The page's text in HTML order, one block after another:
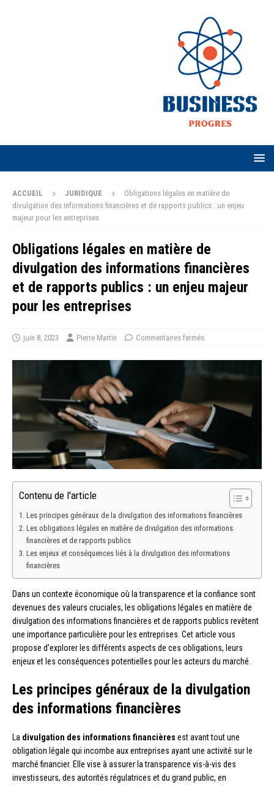
ACCUEIL JURIDIQUE
Obligations légales en matière de
divulgation des informations financières et de rapports publics : un enjeu
majeur pour les entreprises
Obligations légales en matière de
divulgation des informations financières
et de rapports publics : un enjeu majeur
pour les entreprises
juin 8, 2023 Pierre Martin Commentaires fermés
Contenu de l'article
Les principes généraux de la divulgation des informations financières
Les obligations légales en matière de divulgation des informations
financières et de rapports publics
Les enjeux et conséquences liés à la divulgation des informations
financières
Dans un contexte économique où la transparence et la confiance sont
devenues des valeurs cruciales, les obligations légales en matière de
divulgation des informations financières et de rapports publics revêtent
une importance particulière pour les entreprises. Cet article vous
propose d’explorer les différents aspects de ces obligations, leurs
enjeux et les conséquences potentielles pour les acteurs du marché.
Les principes généraux de la divulgation
des informations financières
La divulgation des informations financières est avant tout une
obligation légale qui incombe aux entreprises ayant une activité sur le
marché financier. Elle vise à assurer la transparence vis-à-vis des
investisseurs, des autorités régulatrices et du grand public, en